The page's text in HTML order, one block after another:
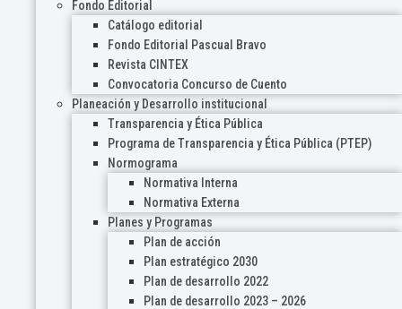
Fondo Editorial
Catálogo editorial
Fondo Editorial Pascual Bravo
Revista CINTEX
Convocatoria Concurso de Cuento
Planeación y Desarrollo institucional
Transparencia y Ética Pública
Programa de Transparencia y Ética Pública (PTEP)
Normograma
Normativa Interna
Normativa Externa
Planes y Programas
Plan de acción
Plan estratégico 2030
Plan de desarrollo 2022
Plan de desarrollo 2023 – 2026